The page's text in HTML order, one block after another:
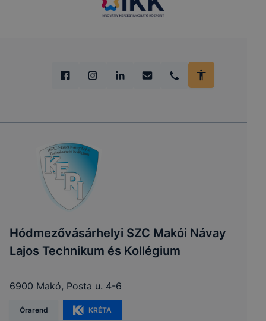
Hódmezővásárhelyi SZC Makói Návay
Lajos Technikum és Kollégium
6900 Makó, Posta u. 4-6
Órarend KRÉTA